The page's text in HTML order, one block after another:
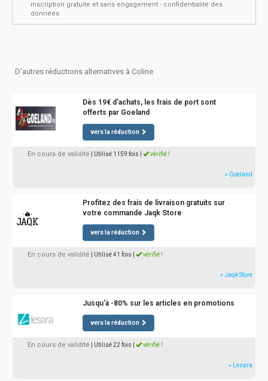
inscription gratuite et sans engagement - confidentialité des
données
D'autres réductions alternatives à Coline
Dès 19€ d'achats, les frais de port sont
offerts par Goeland
vers la réduction
En cours de validité | Utilisé 1159 fois vérifié !
» Goeland
Profitez des frais de livraison gratuits sur
votre commande Jaqk Store
vers la réduction
En cours de validité | Utilisé 41 fois vérifié !
» Jaqk Store
Jusqu'à -80% sur les articles en promotions
vers la réduction
En cours de validité | Utilisé 22 fois vérifié !
» Lesara